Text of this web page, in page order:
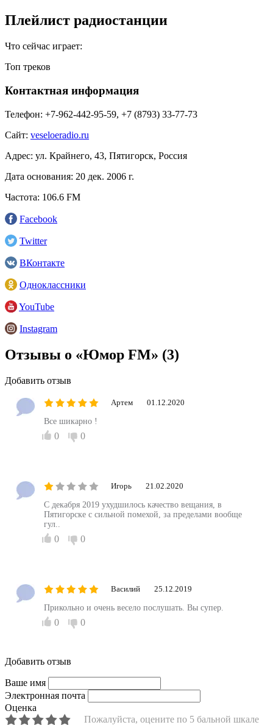
Плейлист радиостанции
Что сейчас играет:
Топ треков
Контактная информация
Телефон: +7-962-442-95-59, +7 (8793) 33-77-73
Сайт: veseloeradio.ru
Адрес: ул. Крайнего, 43, Пятигорск, Россия
Дата основания: 20 дек. 2006 г.
Частота: 106.6 FM
Facebook
Twitter
ВКонтакте
Одноклассники
YouTube
Instagram
Отзывы о «Юмор FM» (3)
Добавить отзыв
Артем 01.12.2020
Все шикарно !
0 0
Игорь 21.02.2020
С декабря 2019 ухудшилось качество вещания, в
Пятигорске с сильной помехой, за пределами вообще
гул..
0 0
Василий 25.12.2019
Прикольно и очень весело послушать. Вы супер.
0 0
Добавить отзыв
Ваше имя
Электронная почта
Оценка
Пожалуйста, оцените по 5 бальной шкале